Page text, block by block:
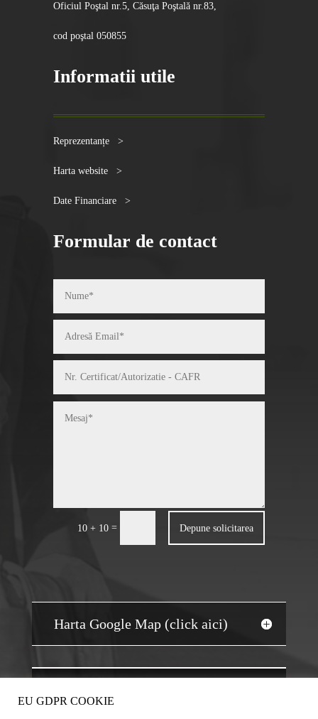
Oficiul Poştal nr.5, Căsuţa Poştală nr.83,
cod poştal 050855
Informatii utile
Reprezentanțe >
Harta website >
Date Financiare >
Formular de contact
10 + 10 = Depune solicitarea
Harta Google Map (click aici)
EU GDPR COOKIE